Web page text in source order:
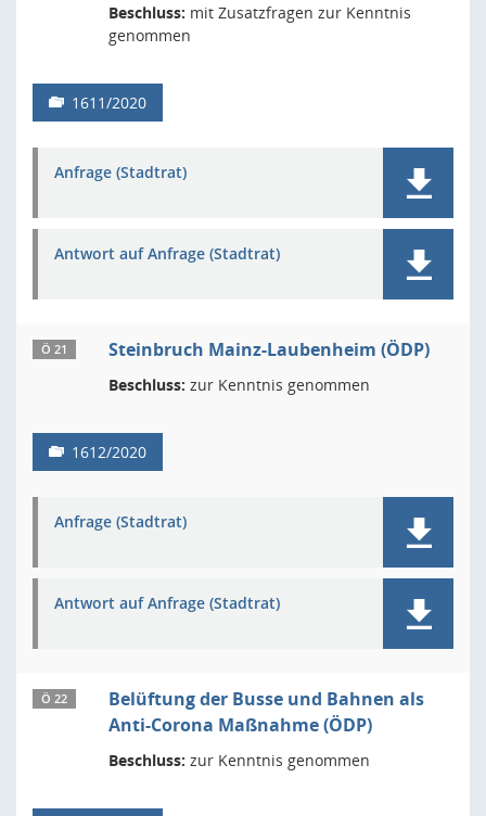
Beschluss: mit Zusatzfragen zur Kenntnis
genommen
1611/2020
Anfrage (Stadtrat)
Antwort auf Anfrage (Stadtrat)
Ö 21 Steinbruch Mainz-Laubenheim (ÖDP)
Beschluss: zur Kenntnis genommen
1612/2020
Anfrage (Stadtrat)
Antwort auf Anfrage (Stadtrat)
Ö 22
Belüftung der Busse und Bahnen als
Anti-Corona Maßnahme (ÖDP)
Beschluss: zur Kenntnis genommen